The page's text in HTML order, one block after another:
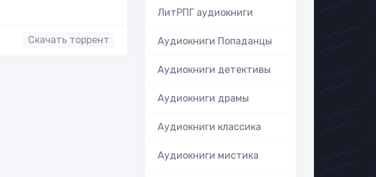
Скачать торрент
ЛитРПГ аудиокниги
Аудиокниги Попаданцы
Аудиокниги детективы
Аудиокниги драмы
Аудиокниги классика
Аудиокниги мистика